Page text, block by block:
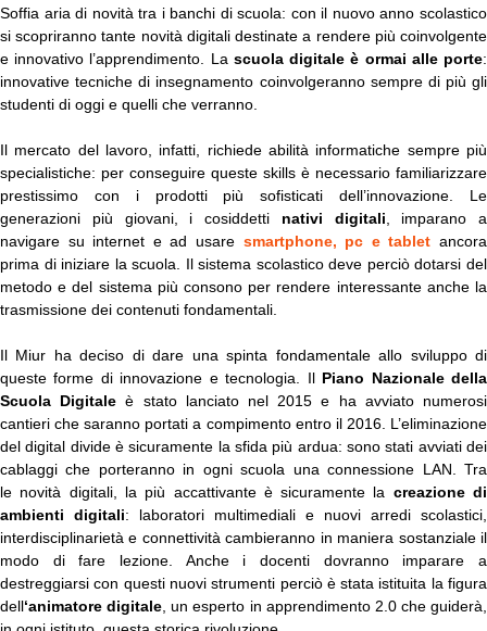
Soffia aria di novità tra i banchi di scuola: con il nuovo anno scolastico
si scopriranno tante novità digitali destinate a rendere più coinvolgente
e innovativo l’apprendimento. La scuola digitale è ormai alle porte:
innovative tecniche di insegnamento coinvolgeranno sempre di più gli
studenti di oggi e quelli che verranno.
Il mercato del lavoro, infatti, richiede abilità informatiche sempre più
specialistiche: per conseguire queste skills è necessario familiarizzare
prestissimo con i prodotti più sofisticati dell’innovazione. Le
generazioni più giovani, i cosiddetti nativi digitali , imparano a
navigare su internet e ad usare smartphone, pc e tabletancora
prima di iniziare la scuola. Il sistema scolastico deve perciò dotarsi del
metodo e del sistema più consono per rendere interessante anche la
trasmissione dei contenuti fondamentali.
Il Miur ha deciso di dare una spinta fondamentale allo sviluppo di
queste forme di innovazione e tecnologia. Il Piano Nazionale della
Scuola Digitale è stato lanciato nel 2015 e ha avviato numerosi
cantieri che saranno portati a compimento entro il 2016. L’eliminazione
del digital divide è sicuramente la sfida più ardua: sono stati avviati dei
cablaggi che porteranno in ogni scuola una connessione LAN. Tra
le novità digitali, la più accattivante è sicuramente la creazione di
ambienti digitali: laboratori multimediali e nuovi arredi scolastici,
interdisciplinarietà e connettività cambieranno in maniera sostanziale il
modo di fare lezione. Anche i docenti dovranno imparare a
destreggiarsi con questi nuovi strumenti perciò è stata istituita la figura
dell‘animatore digitale , un esperto in apprendimento 2.0 che guiderà,